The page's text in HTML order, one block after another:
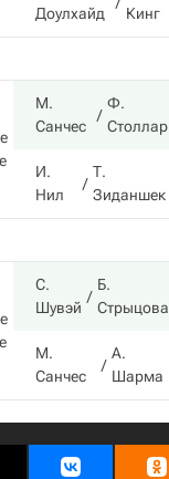
Доулхайд
Кинг
М.
Санчес
Ф.
Столлар
И.
Нил
Т.
Зиданшек
С.
Шувэй
Б.
Стрыцова
М.
Санчес
А.
Шарма